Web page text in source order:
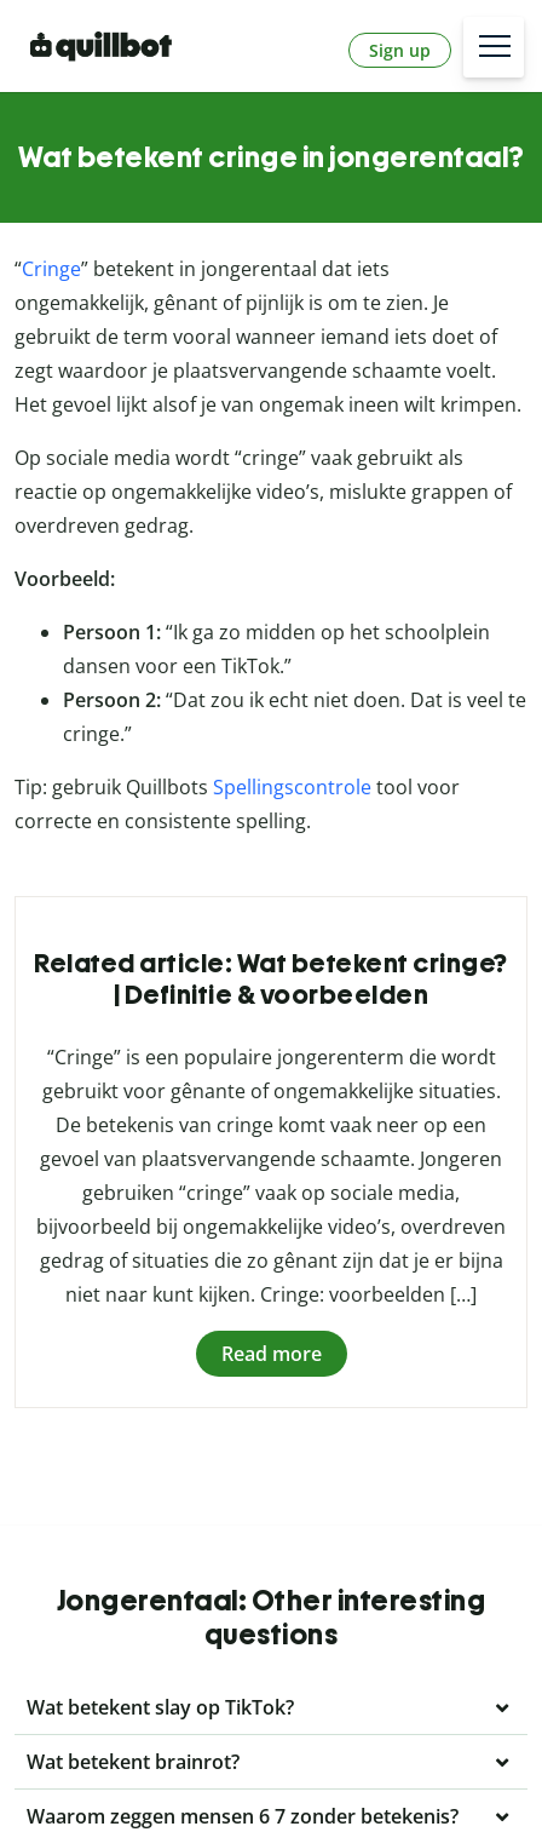
Sign up
Wat betekent cringe in jongerentaal?
“Cringe” betekent in jongerentaal dat iets
ongemakkelijk, gênant of pijnlijk is om te zien. Je
gebruikt de term vooral wanneer iemand iets doet of
zegt waardoor je plaatsvervangende schaamte voelt.
Het gevoel lijkt alsof je van ongemak ineen wilt krimpen.
Op sociale media wordt “cringe” vaak gebruikt als
reactie op ongemakkelijke video’s, mislukte grappen of
overdreven gedrag.
Voorbeeld:
Persoon 1:“Ik ga zo midden op het schoolplein
dansen voor een TikTok.”
Persoon 2:“Dat zou ik echt niet doen. Dat is veel te
cringe.”
Tip: gebruik Quillbots Spellingscontroletool voor
correcte en consistente spelling.
Related article: Wat betekent cringe?
| Definitie & voorbeelden
“Cringe” is een populaire jongerenterm die wordt
gebruikt voor gênante of ongemakkelijke situaties.
De betekenis van cringe komt vaak neer op een
gevoel van plaatsvervangende schaamte. Jongeren
gebruiken “cringe” vaak op sociale media,
bijvoorbeeld bij ongemakkelijke video’s, overdreven
gedrag of situaties die zo gênant zijn dat je er bijna
niet naar kunt kijken. Cringe: voorbeelden […]
Read more
Jongerentaal: Other interesting
questions
Wat betekent slay op TikTok?
Wat betekent brainrot?
Waarom zeggen mensen 6 7 zonder betekenis?